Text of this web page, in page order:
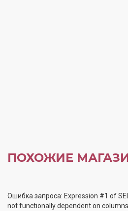
ПОХОЖИЕ
Ошибка запроса: Expression #1 of
not functionally dependent on